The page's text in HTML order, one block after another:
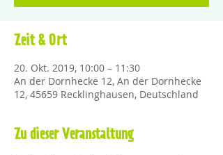
Zeit & Ort
20. Okt. 2019, 10:00 – 11:30
An der Dornhecke 12, An der Dornhecke
12, 45659 Recklinghausen, Deutschland
Zu dieser Veranstaltung